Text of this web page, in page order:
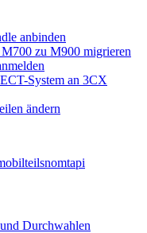
anbinden
zu M900 migrieren
System an 3CX
ändern
snomtapi
Durchwahlen